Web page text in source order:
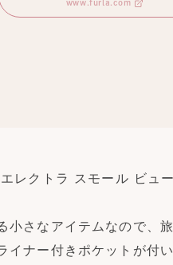
www.furla.com
レクトラ スモール ビュー
小さなアイテムなので、旅
イナー付きポケットが付い